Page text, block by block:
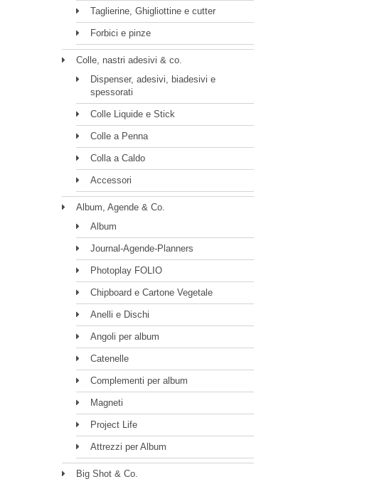
Taglierine, Ghigliottine e cutter
Forbici e pinze
Colle, nastri adesivi & co.
Dispenser, adesivi, biadesivi e
spessorati
Colle Liquide e Stick
Colle a Penna
Colla a Caldo
Accessori
Album, Agende & Co.
Album
Journal-Agende-Planners
Photoplay FOLIO
Chipboard e Cartone Vegetale
Anelli e Dischi
Angoli per album
Catenelle
Complementi per album
Magneti
Project Life
Attrezzi per Album
Big Shot & Co.